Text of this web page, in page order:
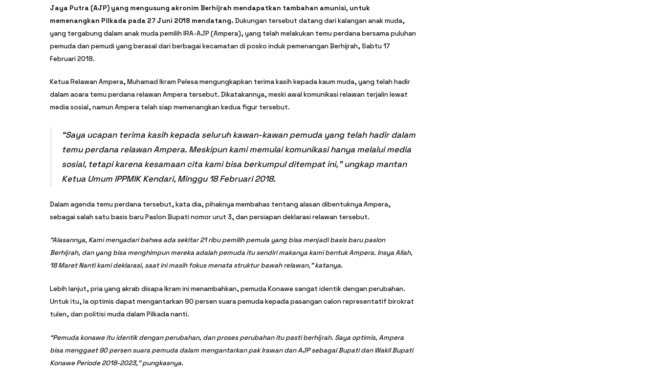
Jaya Putra (AJP) yang mengusung akronim Berhijrah mendapatkan tambahan amunisi, untuk
memenangkan Pilkada pada 27 Juni 2018 mendatang. Dukungan tersebut datang dari kalangan anak muda,
yang tergabung dalam anak muda pemilih IRA-AJP (Ampera), yang telah melakukan temu perdana bersama puluhan
pemuda dan pemudi yang berasal dari berbagai kecamatan di posko induk pemenangan Berhijrah, Sabtu 17
Februari 2018.
Ketua Relawan Ampera, Muhamad Ikram Pelesa mengungkapkan terima kasih kepada kaum muda, yang telah hadir
dalam acara temu perdana relawan Ampera tersebut. Dikatakannya, meski awal komunikasi relawan terjalin lewat
media sosial, namun Ampera telah siap memenangkan kedua figur tersebut.
“Saya ucapan terima kasih kepada seluruh kawan-kawan pemuda yang telah hadir dalam
temu perdana relawan Ampera. Meskipun kami memulai komunikasi hanya melalui media
sosial, tetapi karena kesamaan cita kami bisa berkumpul ditempat ini,” ungkap mantan
Ketua Umum IPPMIK Kendari, Minggu 18 Februari 2018.
Dalam agenda temu perdana tersebut, kata dia, pihaknya membahas tentang alasan dibentuknya Ampera,
sebagai salah satu basis baru Paslon Bupati nomor urut 3, dan persiapan deklarasi relawan tersebut.
“Alasannya, Kami menyadari bahwa ada sekitar 21 ribu pemilih pemula yang bisa menjadi basis baru paslon
Berhijrah, dan yang bisa menghimpun mereka adalah pemuda itu sendiri makanya kami bentuk Ampera. Insya Allah,
18 Maret Nanti kami deklarasi, saat ini masih fokus menata struktur bawah relawan,” katanya.
Lebih lanjut, pria yang akrab disapa Ikram ini menambahkan, pemuda Konawe sangat identik dengan perubahan.
Untuk itu, Ia optimis dapat mengantarkan 90 persen suara pemuda kepada pasangan calon representatif birokrat
tulen, dan politisi muda dalam Pilkada nanti.
“Pemuda konawe itu identik dengan perubahan, dan proses perubahan itu pasti berhijrah. Saya optimis, Ampera
bisa menggaet 90 persen suara pemuda dalam mengantarkan pak Irawan dan AJP sebagai Bupati dan Wakil Bupati
Konawe Periode 2018-2023,” pungkasnya.